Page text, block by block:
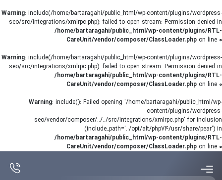
Warning: include(/home/bartaragahi/public_html/wp-content/plugins/wordpress-
seo/src/integrations/xmlrpc.php): failed to open stream: Permission denied in
/home/bartaragahi/public_html/wp-content/plugins/RTL-
CareUnit/vendor/composer/ClassLoader.php on line 0
Warning: include(/home/bartaragahi/public_html/wp-content/plugins/wordpress-
seo/src/integrations/xmlrpc.php): failed to open stream: Permission denied in
/home/bartaragahi/public_html/wp-content/plugins/RTL-
CareUnit/vendor/composer/ClassLoader.php on line 0
Warning: include(): Failed opening '/home/bartaragahi/public_html/wp-
content/plugins/wordpress-
seo/vendor/composer/../../src/integrations/xmlrpc.php' for inclusion
(include_path='.:/opt/alt/php74/usr/share/pear') in
/home/bartaragahi/public_html/wp-content/plugins/RTL-
CareUnit/vendor/composer/ClassLoader.php on line 0